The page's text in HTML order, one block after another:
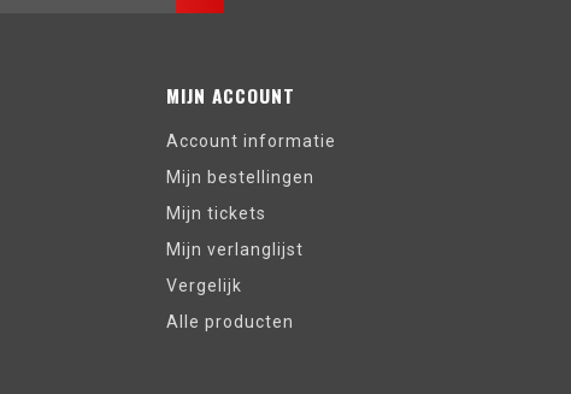
MIJN ACCOUNT
Account informatie
Mijn bestellingen
Mijn tickets
Mijn verlanglijst
Vergelijk
Alle producten